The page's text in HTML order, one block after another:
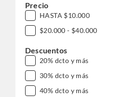
Precio
HASTA $10.000
$20.000 - $40.000
Descuentos
20% dcto y más
30% dcto y más
40% dcto y más